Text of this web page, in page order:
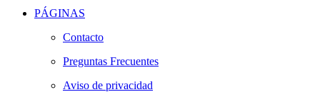
PÁGINAS
Contacto
Preguntas Frecuentes
Aviso de privacidad